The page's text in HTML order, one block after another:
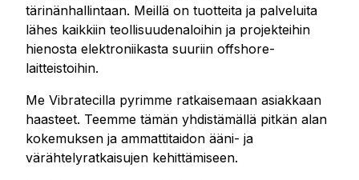
tärinänhallintaan. Meillä on tuotteita ja palveluita
lähes kaikkiin teollisuudenaloihin ja projekteihin
hienosta elektroniikasta suuriin offshore-
laitteistoihin.
Me Vibratecilla pyrimme ratkaisemaan asiakkaan
haasteet. Teemme tämän yhdistämällä pitkän alan
kokemuksen ja ammattitaidon ääni- ja
värähtelyratkaisujen kehittämiseen.